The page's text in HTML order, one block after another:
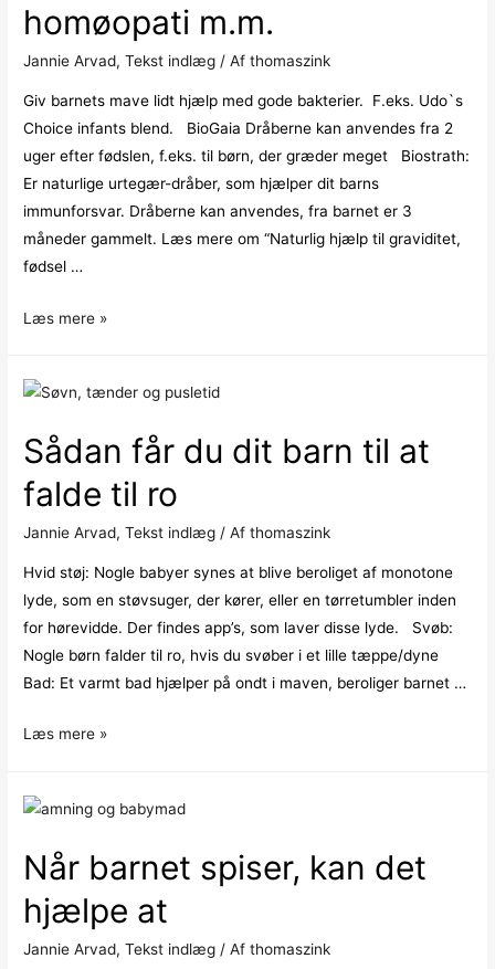
homøopati m.m.
Jannie Arvad,Tekst indlæg / Afthomaszink
Giv barnets mave lidt hjælp med gode bakterier. F.eks. Udo`s
Choice infants blend. BioGaia Dråberne kan anvendes fra 2
uger efter fødslen, f.eks. til børn, der græder meget Biostrath:
Er naturlige urtegær-dråber, som hjælper dit barns
immunforsvar. Dråberne kan anvendes, fra barnet er 3
måneder gammelt. Læs mere om “Naturlig hjælp til graviditet,
fødsel …
Hjælp
med
m.m.
Læs mere »
Sådan får du dit barn til at
falde til ro
Jannie Arvad,Tekst indlæg / Afthomaszink
Hvid støj: Nogle babyer synes at blive beroliget af monotone
lyde, som en støvsuger, der kører, eller en tørretumbler inden
for hørevidde. Der findes app’s, som laver disse lyde. Svøb:
Nogle børn falder til ro, hvis du svøber i et lille tæppe/dyne
Bad: Et varmt bad hjælper på ondt i maven, beroliger barnet …
Sådan
dit
til
at
falde
til
Læs mere »
Når barnet spiser, kan det
hjælpe at
Jannie Arvad,Tekst indlæg / Afthomaszink